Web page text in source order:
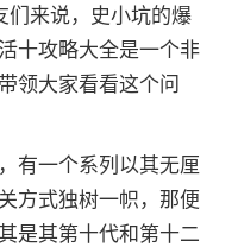
们来说，史小坑的爆
十攻略大全是一个非
领大家看看这个问
有一个系列以其无厘
方式独树一帜，那便
是其第十代和第十二